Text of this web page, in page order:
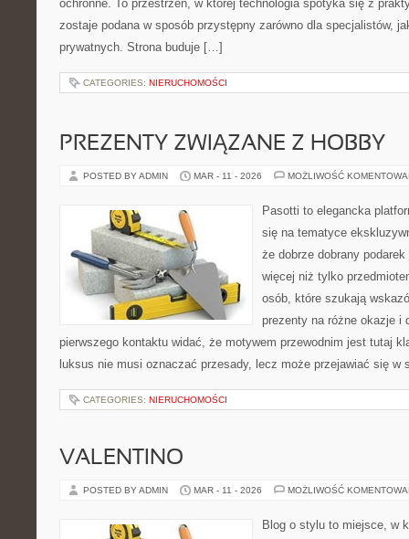
ochronne. To przestrzeń, w której technologia spotyka się z
zostaje podana w sposób przystępny zarówno dla specjalistów,
prywatnych. Strona buduje […]
CATEGORIES: NIERUCHOMOŚCI
PREZENTY ZWIĄZANE Z HOBBY
POSTED BY ADMIN MAR - 11 - 2026 MOŻLIWOŚĆ
Pasotti to elegancka
się na tematyce
że dobrze dobrany
więcej niż tylko
osób, które szukają
prezenty na różne okazje i
pierwszego kontaktu widać, że motywem przewodnim jest tutaj
luksus nie musi oznaczać przesady, lecz może przejawiać się
CATEGORIES: NIERUCHOMOŚCI
VALENTINO
POSTED BY ADMIN MAR - 11 - 2026 MOŻLIWOŚĆ
Blog o stylu to miejsce, w